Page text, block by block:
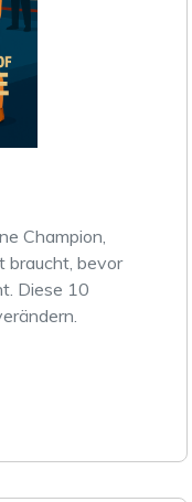
Champion,
braucht, bevor
Diese 10